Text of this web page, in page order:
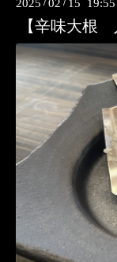
2025 /02 / 15 19:55
【辛味大根